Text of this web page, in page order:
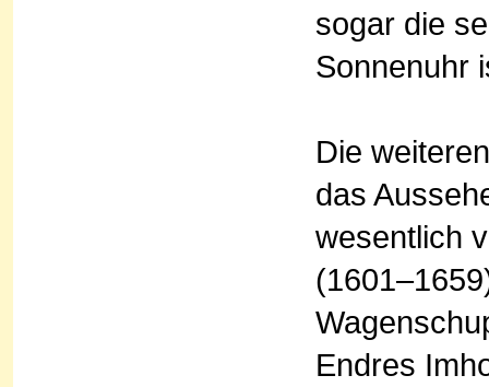
sogar die
Sonnenuhr
Die
das
wesentlich
Endres